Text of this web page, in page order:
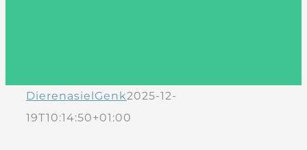
DierenasielGenk2025-12-
19T10:14:50+01:00